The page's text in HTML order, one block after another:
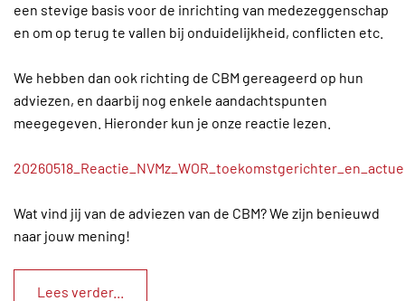
een stevige basis voor de inrichting van medezeggenschap
en om op terug te vallen bij onduidelijkheid, conflicten etc.
We hebben dan ook richting de CBM gereageerd op hun
adviezen, en daarbij nog enkele aandachtspunten
meegegeven. Hieronder kun je onze reactie lezen.
Wat vind jij van de adviezen van de CBM? We zijn benieuwd
naar jouw mening!
Lees verder...